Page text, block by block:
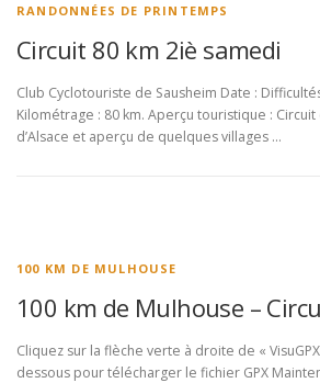
RANDONNÉES DE PRINTEMPS
Circuit 80 km 2iè samedi
Club Cyclotouriste de Sausheim Date :
Kilométrage : 80 km. Aperçu touristique :
d’Alsace et aperçu de quelques villages …
100 KM DE MULHOUSE
100 km de Mulhouse –
Cliquez sur la flèche verte à droite de «
dessous pour télécharger le fichier GPX